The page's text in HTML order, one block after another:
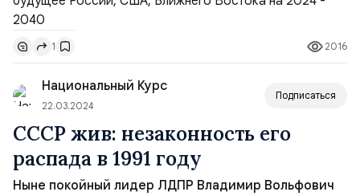
скончался 6 апреля 2022 года, ему было 75 лет. В
первую годовщину его смерти на Новодевичьем
кладбище в Москве открыли памятник, на котором
выбита цитата из его интервью Владимиру ...
1 2016
Национальный Курс
22.03.2024
Подписаться
СССР жив: незаконность его
распада в 1991 году
Ныне покойный лидер ЛДПР Владимир Вольфович